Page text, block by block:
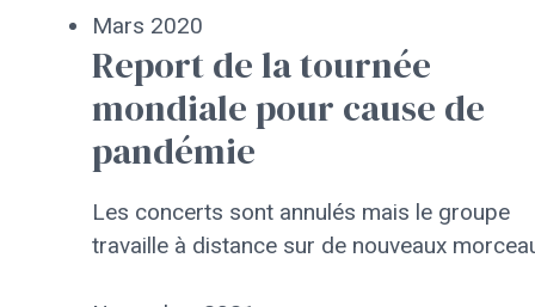
Mars 2020
Report de la tournée
mondiale pour cause de
pandémie
Les concerts sont annulés mais le groupe
travaille à distance sur de nouveaux